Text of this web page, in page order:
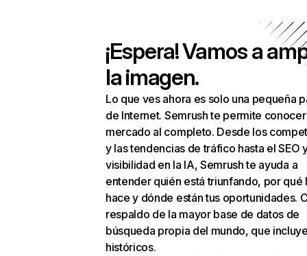
¡Espera! Vamos a
la imagen.
Lo que ves ahora es solo una pequeña
de Internet. Semrush te permite
mercado al completo. Desde los
y las tendencias de tráfico hasta el SEO
visibilidad en la IA, Semrush te ayuda a
entender quién está triunfando, por qué
hace y dónde están tus oportunidades.
respaldo de la mayor base de datos de
búsqueda propia del mundo, que
históricos.